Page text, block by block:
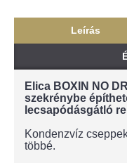
Leírás
Elica BOXIN NO
szekrénybe
lecsapódásgátló
Kondenzvíz
többé.